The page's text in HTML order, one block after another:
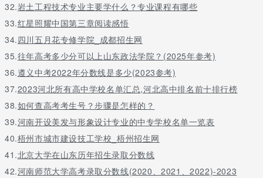
32.岩土工程技术专业主要学什么？专业课程有哪些
33.红星照耀中国第三章阅读感悟
34.四川五月花专修学院_成都招生网
35.往年高考多少分可以上山东政法学院？(2025年参考)
36.遵义中考2022年分数线是多少(2023参考)
37.2023河北所有高中学校名单汇总,河北高中排名前十排行榜
38.如何查高考考生号？步骤是怎样的？
39.河南开设美发与形象设计专业的中专学校名单一览表
40.梧州市城市建设技工学校_梧州招生网
41.北京大学在山东历年招生录取分数线
42.河南师范大学高考录取分数线(2020、2021、2022)-2023